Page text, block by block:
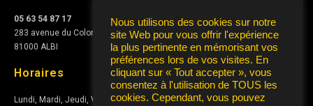
05 63 54 87 17
283 avenue du Colonel Teyssier
81000 ALBI
Horaires
Lundi, Mardi, Jeudi, Vendredi de10h à 12het de15h à 17h
Nous utilisons des cookies sur notre
site Web pour vous offrir l'expérience
la plus pertinente en mémorisant vos
préférences lors de vos visites. En
cliquant sur « Tout accepter », vous
consentez à l'utilisation de TOUS les
cookies. Cependant, vous pouvez